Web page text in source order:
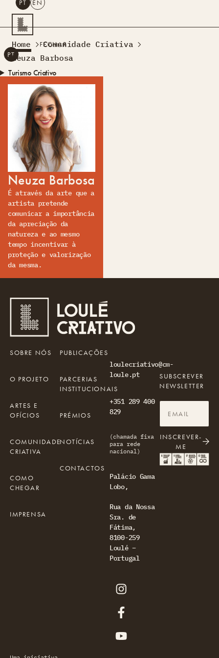
PESQUISAR
PT EN
Turismo Criativo
Rede de Oficinas
Design Lab
Formação
Residências Criativas
ProjetosA AcontecerMontra
Sobre Nós
Contactos
PT EN
FECHAR
Home
Comunidade Criativa
Neuza Barbosa
Neuza Barbosa
É através da arte que a
artista pretende
comunicar a importância
da apreciação da
natureza e ao mesmo
tempo incentivar à
proteção e valorização
da mesma.
loulecriativo@cm-
loule.pt
+351 289 400
829
(chamada fixa
para rede
nacional)
Palácio Gama
Lobo,
Rua da Nossa
Sra. de
Fátima,
8100-259
Loulé –
Portugal
SOBRE NÓS
O PROJETO
ARTES E
OFÍCIOS
COMUNIDADE
CRIATIVA
COMO
CHEGAR
IMPRENSA
PUBLICAÇÕES
PARCERIAS
INSTITUCIONAIS
PRÉMIOS
NOTÍCIAS
CONTACTOS
SUBSCREVER
NEWSLETTER
INSCREVER-
ME